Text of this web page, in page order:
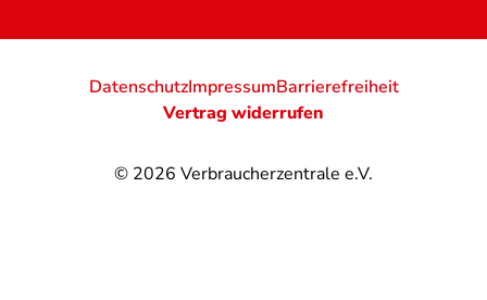
© 2026 Verbraucherzentrale e.V.
DatenschutzImpressumBarrierefreiheit
Vertrag widerrufen